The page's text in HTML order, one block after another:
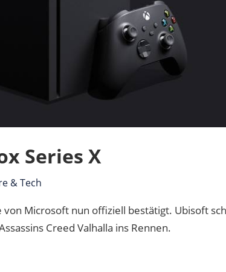
Series X
& Tech
Microsoft nun offiziell bestätigt. Ubisoft
Creed Valhalla ins Rennen.